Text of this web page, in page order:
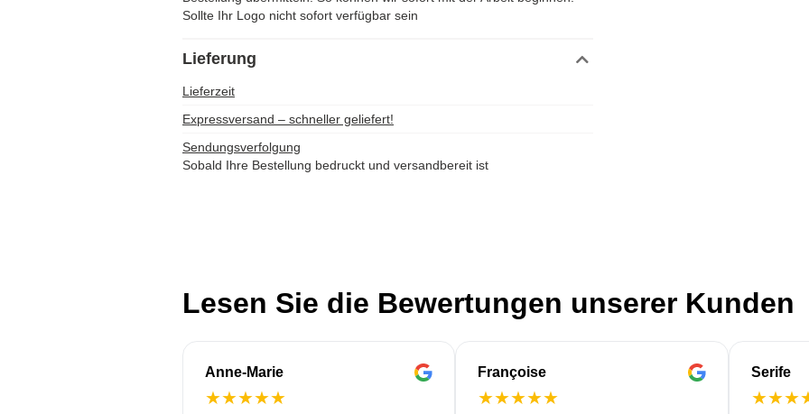
Sollte Ihr Logo nicht sofort verfügbar sein
Lieferung
Lieferzeit
Expressversand – schneller geliefert!
Sendungsverfolgung
Sobald Ihre Bestellung bedruckt und versandbereit ist
Lesen Sie die Bewertungen unserer Kunden
Anne-Marie
★★★★★
Françoise
★★★★★
Serife
★★★